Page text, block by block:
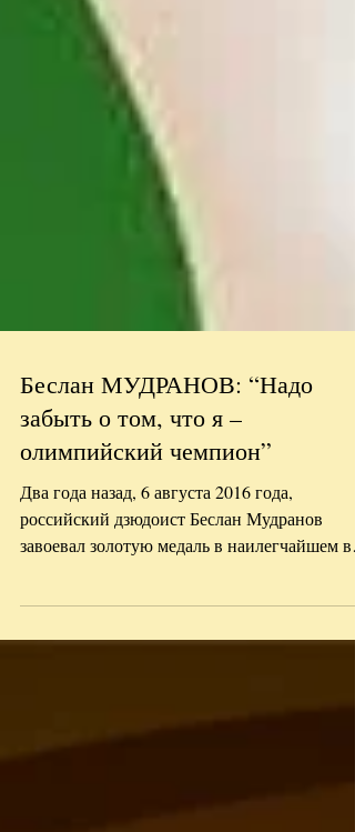
Беслан МУДРАНОВ: “Надо
забыть о том, что я –
олимпийский чемпион”
Два года назад, 6 августа 2016 года,
российский дзюдоист Беслан Мудранов
на Олимпийских играх...